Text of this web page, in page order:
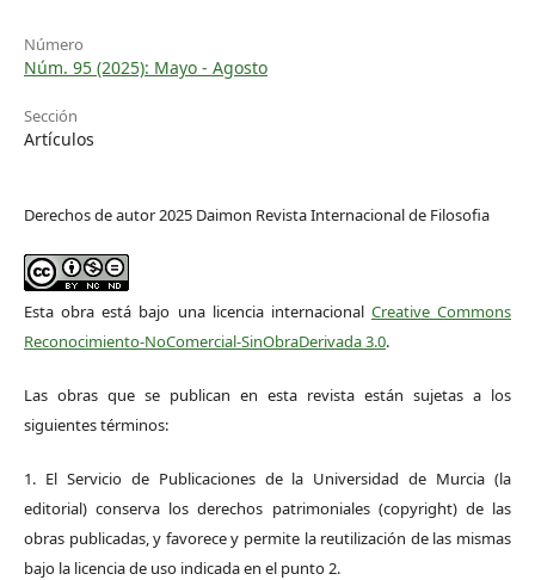
Número
Núm. 95 (2025): Mayo - Agosto
Sección
Artículos
Derechos de autor 2025 Daimon Revista Internacional de Filosofia
Esta obra está bajo una licencia internacional Creative Commons
Reconocimiento-NoComercial-SinObraDerivada 3.0.
Las obras que se publican en esta revista están sujetas a los
siguientes términos:
1. El Servicio de Publicaciones de la Universidad de Murcia (la
editorial) conserva los derechos patrimoniales (copyright) de las
obras publicadas, y favorece y permite la reutilización de las mismas
bajo la licencia de uso indicada en el punto 2.